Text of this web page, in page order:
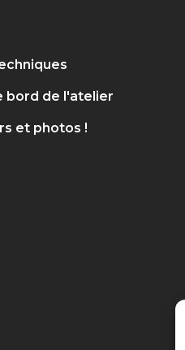
bord de l'atelier
et photos !